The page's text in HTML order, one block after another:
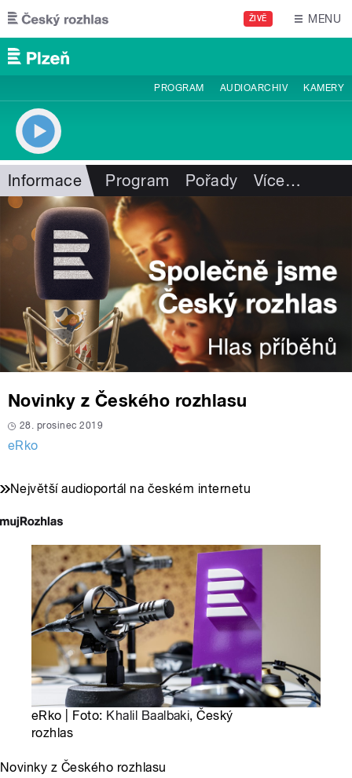
Přejít k hlavnímu obsahu
ŽIVĚ MENU
PROGRAM AUDIOARCHIV KAMERY
Informace Program Pořady Více…
Novinky z Českého rozhlasu
28. prosinec 2019
eRko
Největší audioportál na českém internetu
eRko | Foto: Khalil Baalbaki, Český
rozhlas
Novinky z Českého rozhlasu